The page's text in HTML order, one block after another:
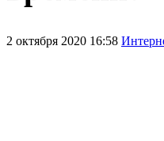
2 октября 2020 16:58